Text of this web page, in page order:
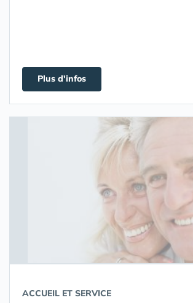
Plus d'infos
ACCUEIL ET SERVICE